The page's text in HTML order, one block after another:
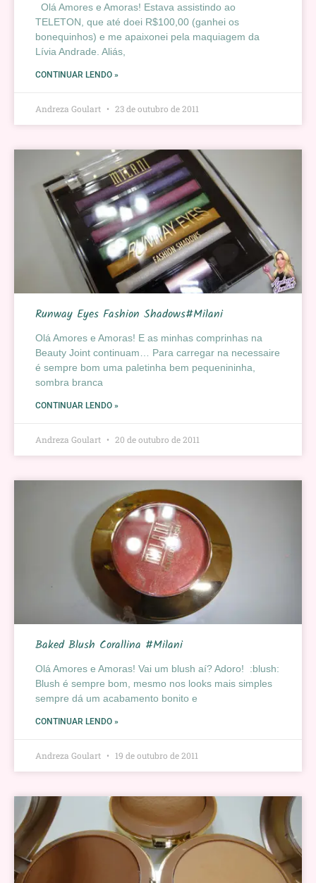
Olá Amores e Amoras! Estava assistindo ao
TELETON, que até doei R$100,00 (ganhei os
bonequinhos) e me apaixonei pela maquiagem da
Lívia Andrade. Aliás,
CONTINUAR LENDO »
Andreza Goulart 23 de outubro de 2011
Runway Eyes Fashion Shadows#Milani
Olá Amores e Amoras! E as minhas comprinhas na
Beauty Joint continuam… Para carregar na necessaire
é sempre bom uma paletinha bem pequenininha,
sombra branca
CONTINUAR LENDO »
Andreza Goulart 20 de outubro de 2011
Baked Blush Corallina #Milani
Olá Amores e Amoras! Vai um blush aí? Adoro! :blush:
Blush é sempre bom, mesmo nos looks mais simples
sempre dá um acabamento bonito e
CONTINUAR LENDO »
Andreza Goulart 19 de outubro de 2011